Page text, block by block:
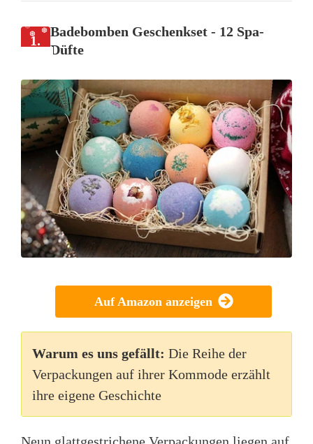
1.
Badebomben Geschenkset - 12 Spa-
Düfte
Auf Amazon anzeigen
Warum es uns gefällt: Die Reihe der
Verpackungen auf ihrer Kommode erzählt
ihre eigene Geschichte